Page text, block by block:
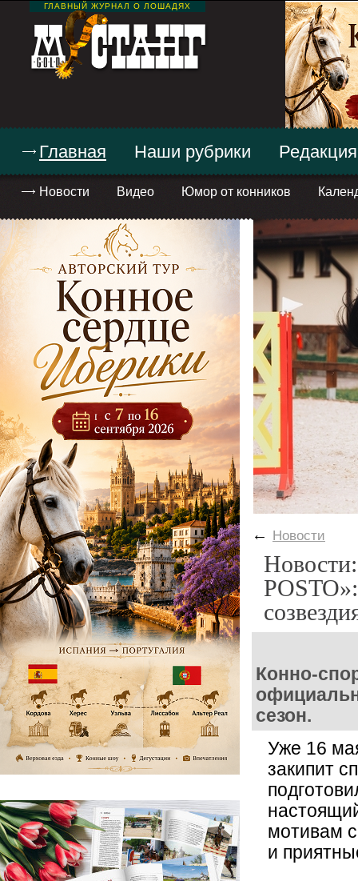
ГЛАВНЫЙ ЖУРНАЛ О ЛОШАДЯХ
Главная
Новости Видео Юмор от конников
Наши рубрики Редакция
← Новости
Конно-
сезон.
Уже 16
закипит
мотивам
и